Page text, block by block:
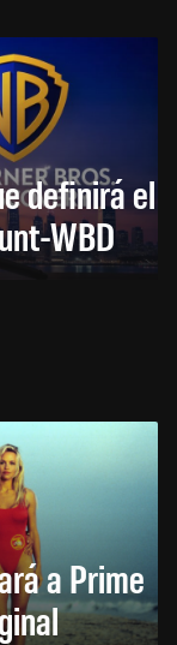
definirá el
WBD
a Prime